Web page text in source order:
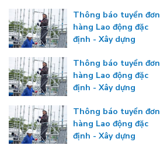
Thông báo tuyển đơn
hàng Lao động đặc
định - Xây dựng
Thông báo tuyển đơn
hàng Lao động đặc
định - Xây dựng
Thông báo tuyển đơn
hàng Lao động đặc
định - Xây dựng